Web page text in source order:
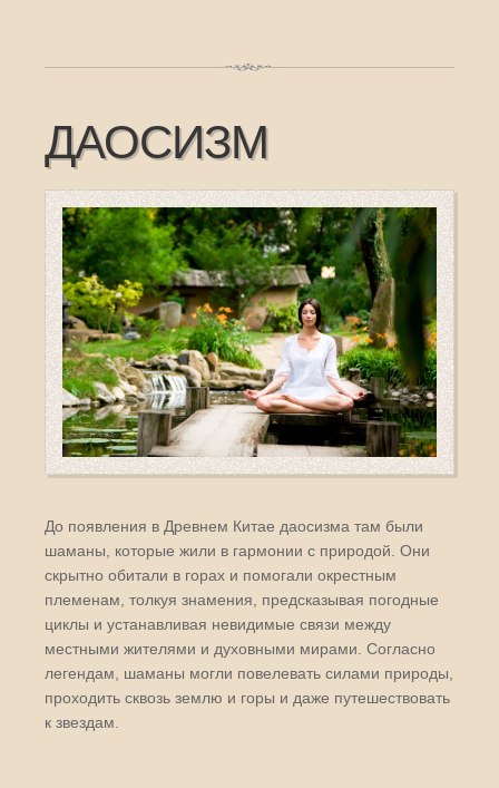
ДАОСИЗМ
До появления в Древнем Китае даосизма там были
шаманы, которые жили в гармонии с природой. Они
скрытно обитали в горах и помогали окрестным
племенам, толкуя знамения, предсказывая погодные
циклы и устанавливая невидимые связи между
местными жителями и духовными мирами. Согласно
легендам, шаманы могли повелевать силами природы,
проходить сквозь землю и горы и даже путешествовать
к звездам.